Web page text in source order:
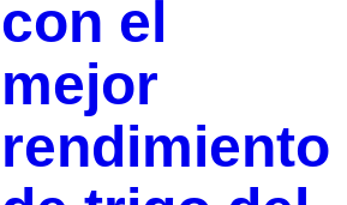
con el
mejor
rendimiento